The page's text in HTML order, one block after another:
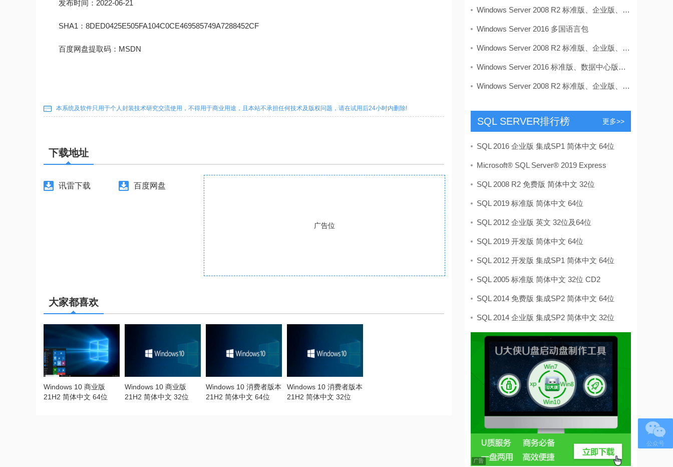
发布时间：2022-06-21
SHA1：8DED0425E505FA104C0CE469585749A7288452CF
百度网盘提取码：MSDN
本系统及软件只用于个人封装技术研究交流使用，不得用于商业用途，且本站不承担任何技术及版权问题，请在试用后24小时内删除!
下载地址
讯雷下载 百度网盘
广告位
大家都喜欢
Windows 10 商业版
21H2 简体中文 64位
Windows 10 商业版
21H2 简体中文 32位
Windows 10 消费者版本
21H2 简体中文 64位
Windows 10 消费者版本
21H2 简体中文 32位
Windows Server 2008 R2 标准版、企业版、数据中心
Windows Server 2016 多国语言包
Windows Server 2008 R2 标准版、企业版、数据中心
Windows Server 2016 标准版、数据中心版多合一 VL
Windows Server 2008 R2 标准版、企业版、数据中心
SQL SERVER排行榜 更多>>
SQL 2016 企业版 集成SP1 简体中文 64位
Microsoft® SQL Server® 2019 Express
SQL 2008 R2 免费版 简体中文 32位
SQL 2019 标准版 简体中文 64位
SQL 2012 企业版 英文 32位及64位
SQL 2019 开发版 简体中文 64位
SQL 2012 开发版 集成SP1 简体中文 64位
SQL 2005 标准版 简体中文 32位 CD2
SQL 2014 免费版 集成SP2 简体中文 64位
SQL 2014 企业版 集成SP2 简体中文 32位
公众号